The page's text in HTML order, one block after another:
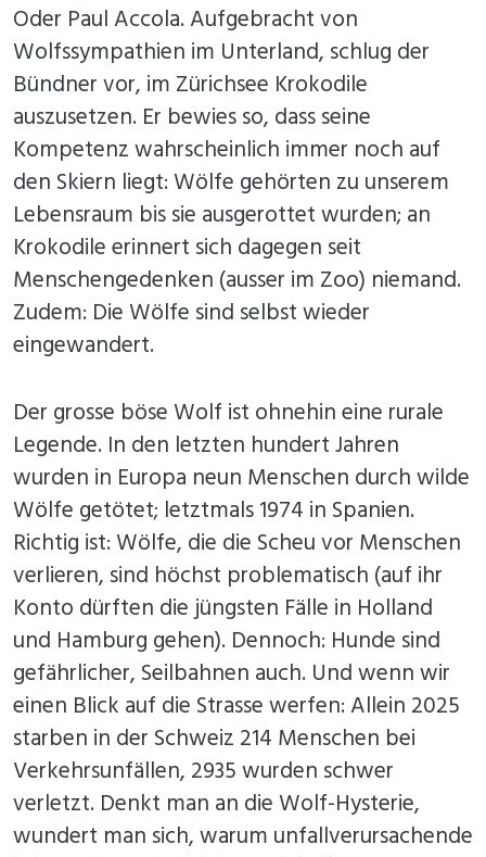
Oder Paul Accola. Aufgebracht von
Wolfssympathien im Unterland, schlug der
Bündner vor, im Zürichsee Krokodile
auszusetzen. Er bewies so, dass seine
Kompetenz wahrscheinlich immer noch auf
den Skiern liegt: Wölfe gehörten zu unserem
Lebensraum bis sie ausgerottet wurden; an
Krokodile erinnert sich dagegen seit
Menschengedenken (ausser im Zoo) niemand.
Zudem: Die Wölfe sind selbst wieder
eingewandert.
Der grosse böse Wolf ist ohnehin eine rurale
Legende. In den letzten hundert Jahren
wurden in Europa neun Menschen durch wilde
Wölfe getötet; letztmals 1974 in Spanien.
Richtig ist: Wölfe, die die Scheu vor Menschen
verlieren, sind höchst problematisch (auf ihr
Konto dürften die jüngsten Fälle in Holland
und Hamburg gehen). Dennoch: Hunde sind
gefährlicher, Seilbahnen auch. Und wenn wir
einen Blick auf die Strasse werfen: Allein 2025
starben in der Schweiz 214 Menschen bei
Verkehrsunfällen, 2935 wurden schwer
verletzt. Denkt man an die Wolf-Hysterie,
wundert man sich, warum unfallverursachende